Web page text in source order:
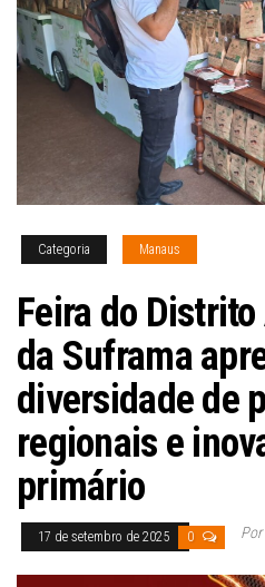
Categoria Manaus
Feira do
da Suframa
diversidade de
regionais e
primário
17 de setembro de 2025 0 Por